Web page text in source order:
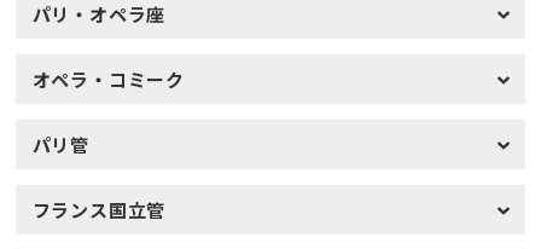
パリ・オペラ座
オペラ・コミーク
パリ管
フランス国立管